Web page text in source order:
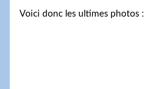
Voici donc les ultimes photos :